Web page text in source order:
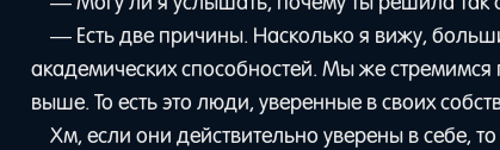
— Есть две причины. Насколько я вижу,
академических способностей. Мы же стремимся
выше. То есть это люди, уверенные в своих
Хм, если они действительно уверены в себе,